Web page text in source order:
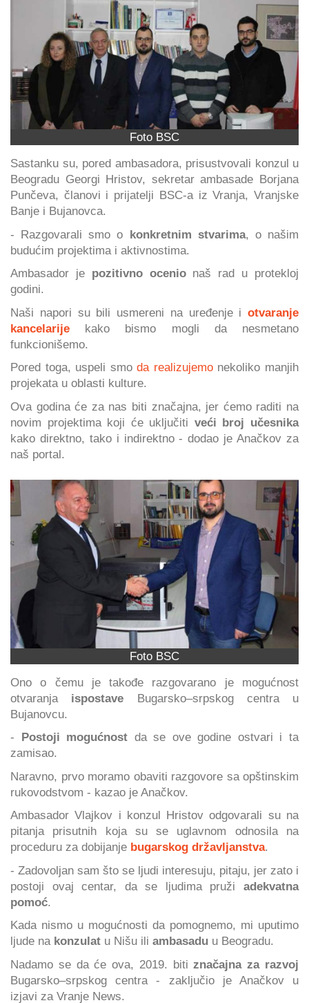
Foto BSC
Sastanku su, pored ambasadora, prisustvovali konzul u
Beogradu Georgi Hristov, sekretar ambasade Borjana
Punčeva, članovi i prijatelji BSC-a iz Vranja, Vranjske
Banje i Bujanovca.
- Razgovarali smo o konkretnim stvarima, o našim
budućim projektima i aktivnostima.
Ambasador je pozitivno ocenio naš rad u protekloj
godini.
Naši napori su bili usmereni na uređenje i otvaranje
kancelarije kako bismo mogli da nesmetano
funkcionišemo.
Pored toga, uspeli smoda realizujemonekoliko manjih
projekata u oblasti kulture.
Ova godina će za nas biti značajna, jer ćemo raditi na
novim projektima koji će uključiti veći broj učesnika
kako direktno, tako i indirektno - dodao je Anačkov za
naš portal.
Foto BSC
Ono o čemu je takođe razgovarano je mogućnost
otvaranja ispostave Bugarsko–srpskog centra u
Bujanovcu.
-
Postoji mogućnost da se ove godine ostvari i ta
zamisao.
Naravno, prvo moramo obaviti razgovore sa opštinskim
rukovodstvom - kazao je Anačkov.
Ambasador Vlajkov i konzul Hristov odgovarali su na
pitanja prisutnih koja su se uglavnom odnosila na
proceduru za dobijanje bugarskog državljanstva.
- Zadovoljan sam što se ljudi interesuju, pitaju, jer zato i
postoji ovaj centar, da se ljudima pruži adekvatna
pomoć.
Kada nismo u mogućnosti da pomognemo, mi uputimo
ljude na konzulat u Nišu ili ambasadu u Beogradu.
Nadamo se da će ova, 2019. bitiznačajna za razvoj
Bugarsko–srpskog centra - zaključio je Anačkov u
izjavi za Vranje News.